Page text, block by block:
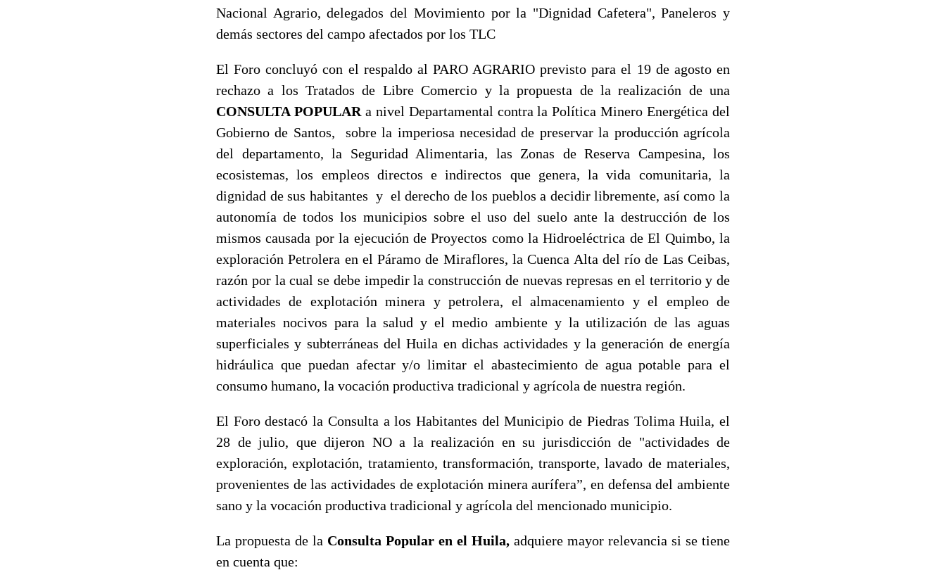
Nacional Agrario, delegados del Movimiento por la "Dignidad Cafetera", Paneleros y
demás sectores del campo afectados por los TLC
El Foro concluyó con el respaldo al PARO AGRARIO previsto para el 19 de agosto en
rechazo a los Tratados de Libre Comercio y la propuesta de la realización de una
CONSULTA POPULAR a nivel Departamental contra la Política Minero Energética del
Gobierno de Santos, sobre la imperiosa necesidad de preservar la producción agrícola
del departamento, la Seguridad Alimentaria, las Zonas de Reserva Campesina, los
ecosistemas, los empleos directos e indirectos que genera, la vida comunitaria, la
dignidad de sus habitantes y el derecho de los pueblos a decidir libremente, así como la
autonomía de todos los municipios sobre el uso del suelo ante la destrucción de los
mismos causada por la ejecución de Proyectos como la Hidroeléctrica de El Quimbo, la
exploración Petrolera en el Páramo de Miraflores, la Cuenca Alta del río de Las Ceibas,
razón por la cual se debe impedir la construcción de nuevas represas en el territorio y de
actividades de explotación minera y petrolera, el almacenamiento y el empleo de
materiales nocivos para la salud y el medio ambiente y la utilización de las aguas
superficiales y subterráneas del Huila en dichas actividades y la generación de energía
hidráulica que puedan afectar y/o limitar el abastecimiento de agua potable para el
consumo humano, la vocación productiva tradicional y agrícola de nuestra región.
El Foro destacó la Consulta a los Habitantes del Municipio de Piedras Tolima Huila, el
28 de julio, que dijeron NO a la realización en su jurisdicción de "actividades de
exploración, explotación, tratamiento, transformación, transporte, lavado de materiales,
provenientes de las actividades de explotación minera aurífera”, en defensa del ambiente
sano y la vocación productiva tradicional y agrícola del mencionado municipio.
La propuesta de la Consulta Popular en el Huila, adquiere mayor relevancia si se tiene
en cuenta que: